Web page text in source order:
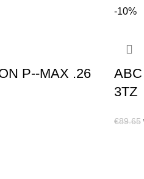
P-­-MAX .26
-10%
3TZ
€89.65